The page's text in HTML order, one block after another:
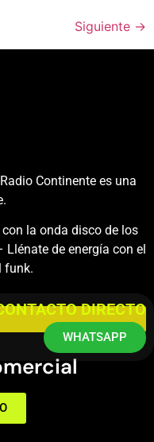
Siguiente →
Continente es una
la onda disco de los
de energía con el
funk.
DIRECTO
WHATSAPP